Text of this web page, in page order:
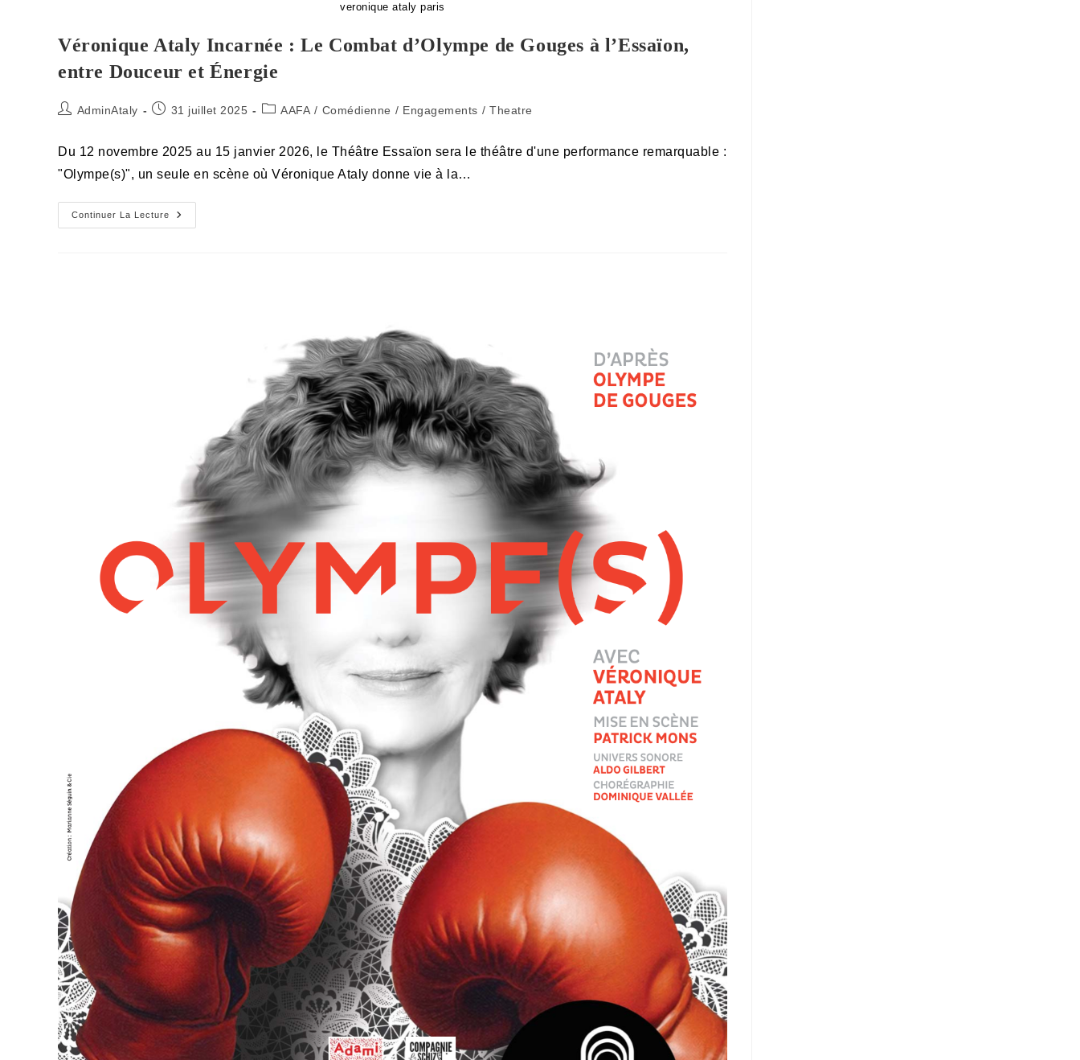
veronique ataly paris
Véronique Ataly Incarnée : Le Combat d’Olympe de Gouges à l’Essaïon,
entre Douceur et Énergie
Auteur/autrice
publication :
AdminAtaly
Publication
31 juillet 2025
PostAAFA / Comédienne / Engagements / Theatre
Du 12 novembre 2025 au 15 janvier 2026, le Théâtre Essaïon sera le théâtre d'une performance remarquable :
"Olympe(s)", un seule en scène où Véronique Ataly donne vie à la…
Continuer La Lecture
Véronique
Ataly